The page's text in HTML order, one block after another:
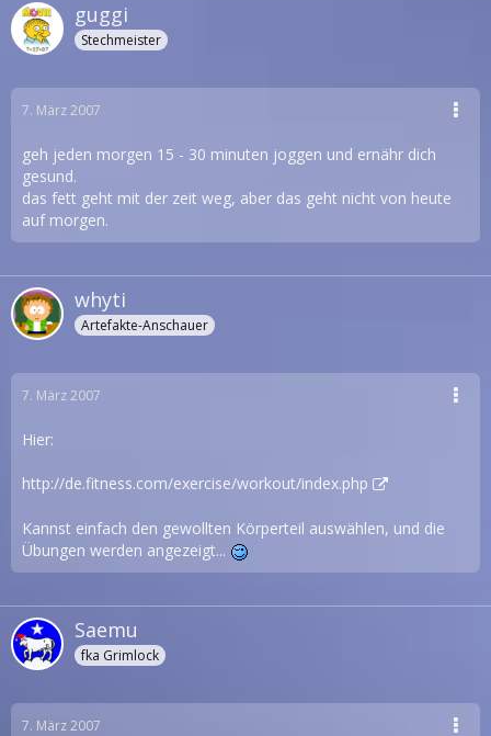
guggi
Stechmeister
7. März 2007
geh jeden morgen 15 - 30 minuten joggen und ernähr dich
gesund.
das fett geht mit der zeit weg, aber das geht nicht von heute
auf morgen.
whyti
Artefakte-Anschauer
7. März 2007
Hier:
http://de.fitness.com/exercise/workout/index.php
Kannst einfach den gewollten Körperteil auswählen, und die
Übungen werden angezeigt...
Saemu
fka Grimlock
7. März 2007